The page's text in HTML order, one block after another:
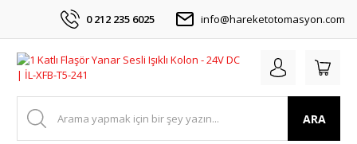
0 212 235 6025 info@hareketotomasyon.com
ARA